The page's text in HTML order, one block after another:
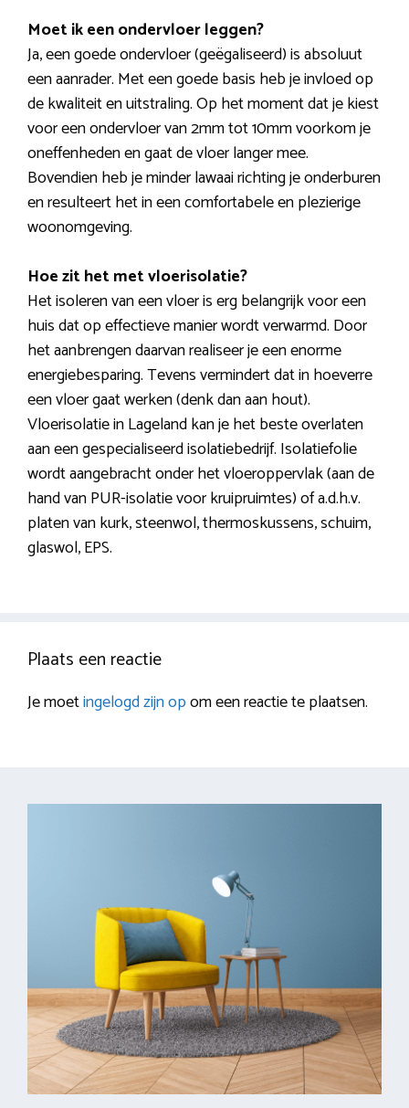
Moet ik een ondervloer leggen?
Ja, een goede ondervloer (geëgaliseerd) is absoluut
een aanrader. Met een goede basis heb je invloed op
de kwaliteit en uitstraling. Op het moment dat je kiest
voor een ondervloer van 2mm tot 10mm voorkom je
oneffenheden en gaat de vloer langer mee.
Bovendien heb je minder lawaai richting je onderburen
en resulteert het in een comfortabele en plezierige
woonomgeving.
Hoe zit het met vloerisolatie?
Het isoleren van een vloer is erg belangrijk voor een
huis dat op effectieve manier wordt verwarmd. Door
het aanbrengen daarvan realiseer je een enorme
energiebesparing. Tevens vermindert dat in hoeverre
een vloer gaat werken (denk dan aan hout).
Vloerisolatie in Lageland kan je het beste overlaten
aan een gespecialiseerd isolatiebedrijf. Isolatiefolie
wordt aangebracht onder het vloeroppervlak (aan de
hand van PUR-isolatie voor kruipruimtes) of a.d.h.v.
platen van kurk, steenwol, thermoskussens, schuim,
glaswol, EPS.
Plaats een reactie
Je moetingelogd zijn opom een reactie te plaatsen.